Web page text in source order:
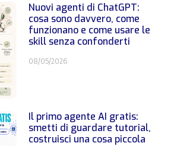
Nuovi agenti di ChatGPT:
cosa sono davvero, come
funzionano e come usare le
skill senza confonderti
08/05/2026
Il primo agente AI gratis:
smetti di guardare tutorial,
costruisci una cosa piccola